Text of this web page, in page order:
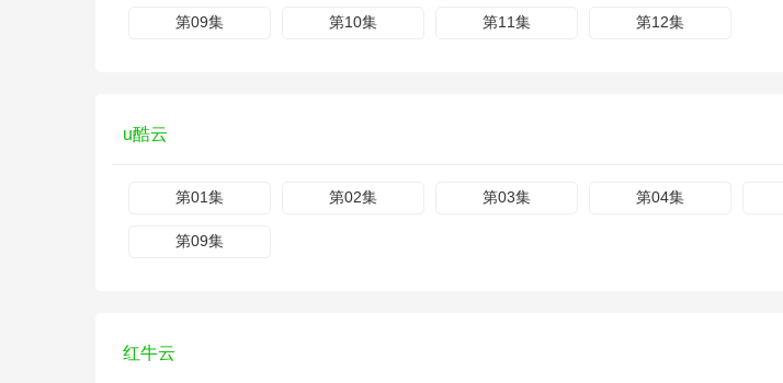
第09集 第10集 第11集 第12集
u酷云
第01集 第02集 第03集 第04集
第09集
红牛云